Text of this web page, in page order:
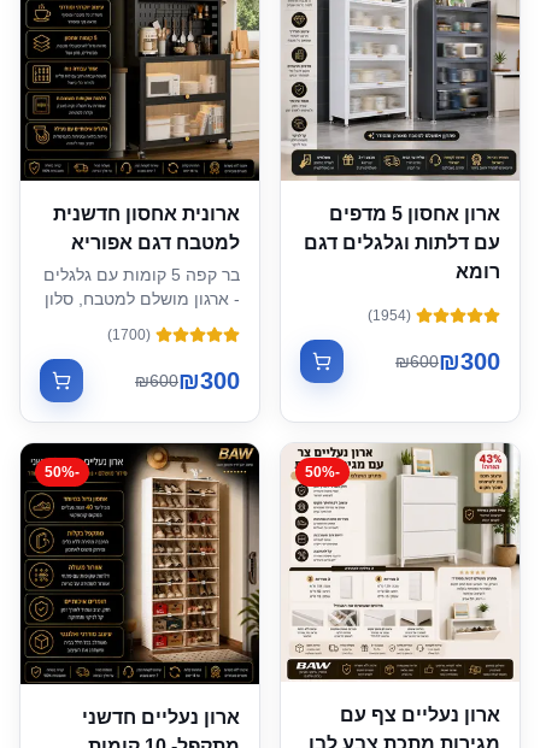
ארון אחסון 5 מדפים
עם דלתות וגלגלים דגם
רומא
(
1954
)
₪300
₪600
ארונית אחסון חדשנית
למטבח דגם אפוריא
בר קפה 5 קומות עם גלגלים
- ארגון מושלם למטבח, סלון
או מוסך
(
1700
)
₪300
₪600
-
50%
ארון נעליים צף עם
מגירות מתכת צבע לבן
-
50%
ארון נעליים חדשני